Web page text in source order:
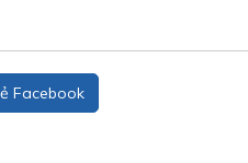
Facebook